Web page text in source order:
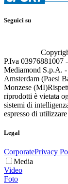
Seguici su
P.Iva 03976881007
Mediamond S.p.A.
Amsterdam (Paesi
Monzese (MI)
riprodotti è vietata
sistemi di
espresso di
Legal
CorporatePrivacy
Media
Video
Foto